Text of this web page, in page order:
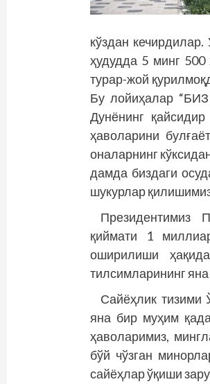
кўздан
ҳудудда 5 минг 500
турар-жой
Бу лойиҳалар
Дунёнинг
ҳаволарини
оналарнинг
дамда биздаги
шукурлар
Президентимиз
қиймати 1
оширилиши
тилсимларининг
Сайёҳлик тизими
яна бир муҳим
ҳаволаримиз,
бўй чўзган
сайёҳлар ўқиши